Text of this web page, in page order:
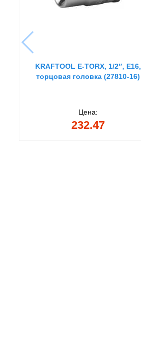
KRAFTOOL E-TORX, 1/2″, E16,
торцовая головка (27810-16)
Цена:
232.47